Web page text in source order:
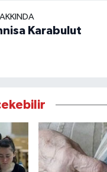
Karabulut